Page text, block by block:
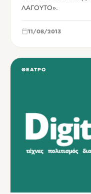
ΛΑΓΟΥΤΟ».
11/08/2013
ΘΈΑΤΡΟ